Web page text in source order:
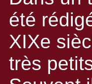
été
XIXe
très